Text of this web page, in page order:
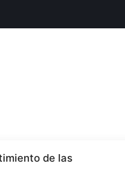
de las